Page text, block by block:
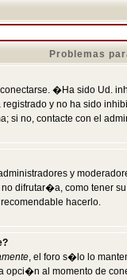
Problemas
�Ha sido Ud.
y no ha sido
si no, contacte con el
y
difrutar�a, como tener
hacerlo.
, el foro s�lo lo
opci�n al momento de